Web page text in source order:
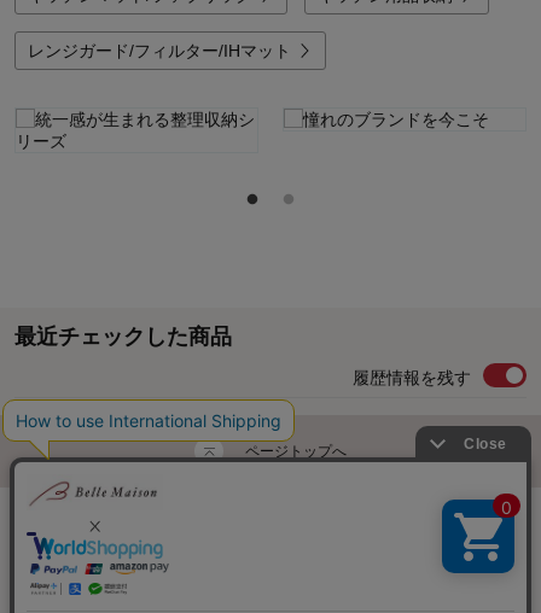
レンジガード/フィルター/IHマット
最近チェックした商品
履歴情報を残す
ページトップへ
ご利用ガイド・お知らせ
サイトマップ